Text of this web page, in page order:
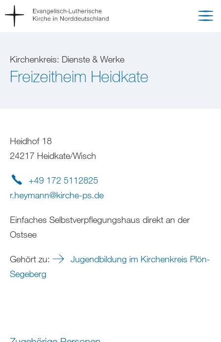
Kirchenkreis: Dienste & Werke
Freizeitheim Heidkate
Heidhof 18
24217 Heidkate/Wisch
+49 172 5112825
r.heymann@kirche-ps.de
Einfaches Selbstverpflegungshaus direkt an der
Ostsee
Gehört zu:
Jugendbildung im Kirchenkreis Plön-
Segeberg